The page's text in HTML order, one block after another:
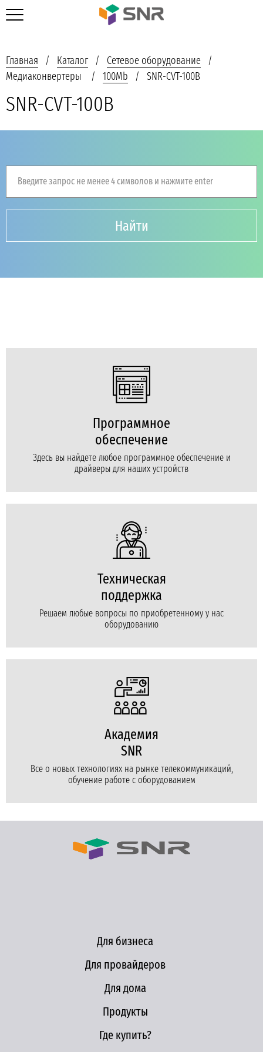
Главная Каталог
Сетевое оборудование
Медиаконвертеры
100Mb SNR-CVT-100B
SNR-CVT-100B
Введите запрос не менее 4 символов и нажмите enter
Найти
Программное
обеспечение
Здесь вы найдете любое программное обеспечение и
драйверы для наших устройств
Техническая
поддержка
Решаем любые вопросы по приобретенному у нас
оборудованию
Академия
SNR
Все о новых технологиях на рынке телекоммуникаций,
обучение работе с оборудованием
Для бизнеса
Для провайдеров
Для дома
Продукты
Где купить?